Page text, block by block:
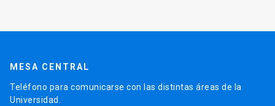
MESA CENTRAL
Teléfono para comunicarse con las distintas áreas de la
Universidad.